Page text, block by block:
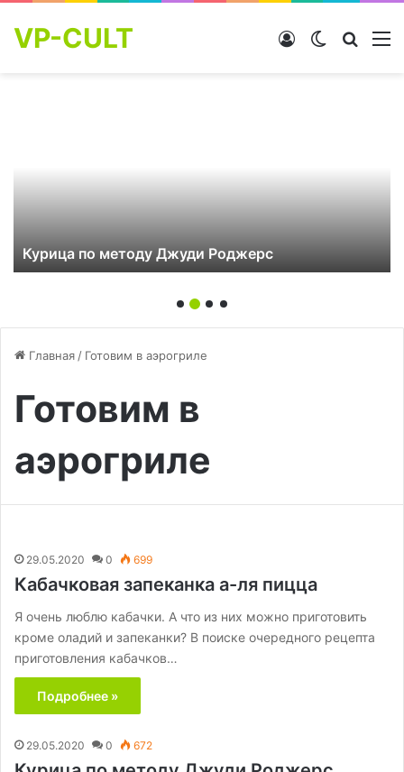
VP-CULT Switch skin
Войти
Курица по методу Джуди Роджерс
Главная / Готовим в аэрогриле
Готовим в
аэрогриле
29.05.2020 0 699
Кабачковая запеканка а-ля пицца
Я очень люблю кабачки. А что из них можно приготовить
кроме оладий и запеканки? В поиске очередного рецепта
приготовления кабачков…
Подробнее »
29.05.2020 0 672